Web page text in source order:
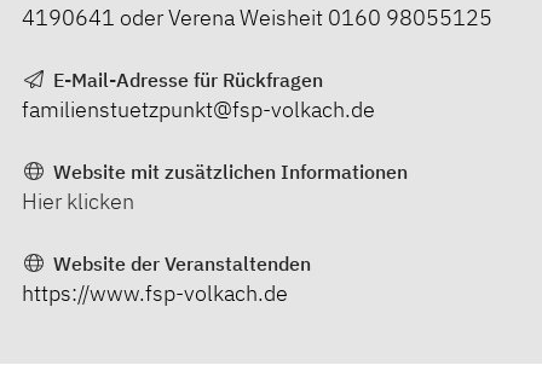
4190641 oder Verena Weisheit 0160 98055125
E-Mail-Adresse für Rückfragen
familienstuetzpunkt@fsp-volkach.de
Website mit zusätzlichen Informationen
Hier klicken
Website der Veranstaltenden
https://www.fsp-volkach.de